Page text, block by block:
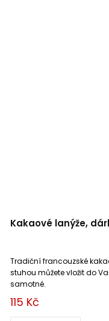
Kakaové lanýže,
115 Kč
Tradiční francouzské
stuhou můžete vložit do
samotné.